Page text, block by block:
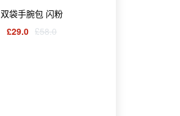
双袋手腕包 闪粉
£29.0 £58.0